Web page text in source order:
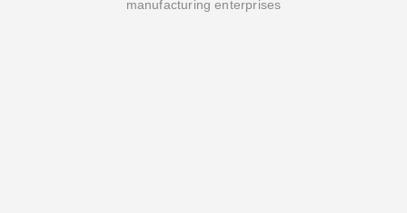
manufacturing enterprises